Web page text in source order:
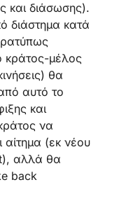
και διάσωσης).
διάστημα κατά
κράτος-μέλος
θα
αυτό το
και
να
αίτημα (εκ νέου
αλλά θα
back